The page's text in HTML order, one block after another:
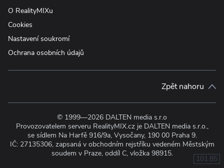
O RealityMIXu
Cookies
Nastavení soukromí
Ochrana osobních údajů
Zpět nahoru
© 1999—2026 DALTEN media s.r.o
Provozovatelem serveru RealityMIX.cz je DALTEN media s.r.o.,
se sídlem Na Harfě 916/9a, Vysočany, 190 00 Praha 9.
IČ: 27135306, zapsaná v obchodním rejstříku vedeném Městským
soudem v Praze, oddíl C, vložka 98915.
101.85